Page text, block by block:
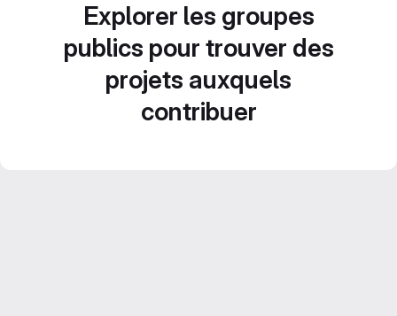
Explorer les groupes
publics pour trouver des
projets auxquels
contribuer